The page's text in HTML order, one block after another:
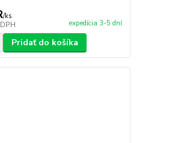
/ks
expedícia 3-5 dní
Pridať do košíka